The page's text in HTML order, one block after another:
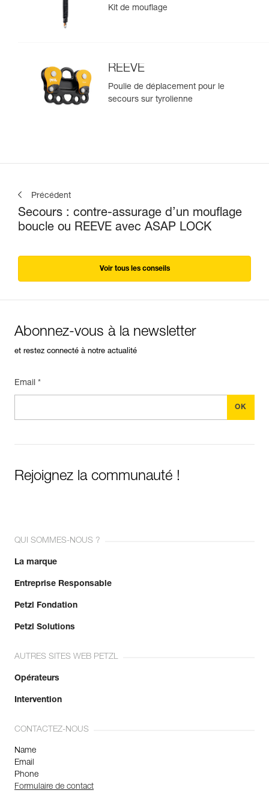
Kit de mouflage
REEVE
Poulie de déplacement pour le
secours sur tyrolienne
Précédent
Secours : contre-assurage d’un mouflage
boucle ou REEVE avec ASAP LOCK
Voir tous les conseils
Abonnez-vous à la newsletter
et restez connecté à notre actualité
Email *
Rejoignez la communauté !
QUI SOMMES-NOUS ?
La marque
Entreprise Responsable
Petzl Fondation
Petzl Solutions
AUTRES SITES WEB PETZL
Opérateurs
Intervention
CONTACTEZ-NOUS
Name
Email
Phone
Formulaire de contact